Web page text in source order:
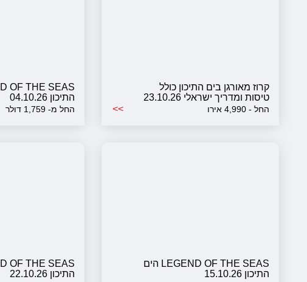
קרוז מאורגן בים התיכון כולל
טיסות ומדריך ישראלי 23.10.26
– 14 ימים
החל - 4,990 אירו >>
התיכון 04.10.26
החל מ- 1,759 דולר
LEGEND OF THE SEAS הים
התיכון 15.10.26
התיכון 22.10.26